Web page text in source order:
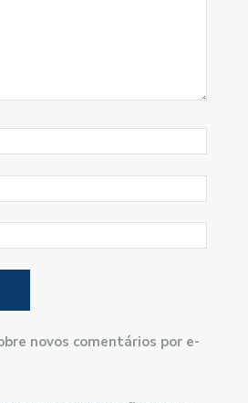
novos comentários por e-